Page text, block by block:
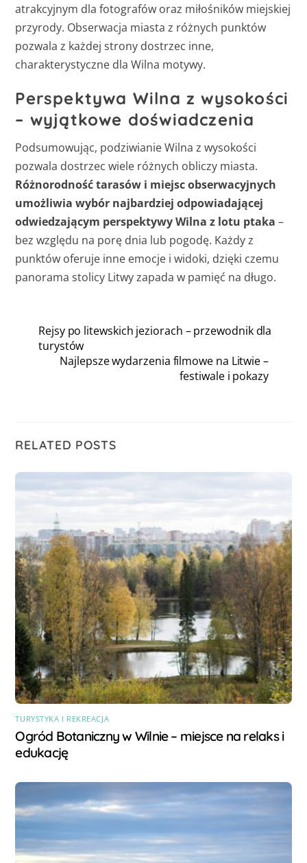
atrakcyjnym dla fotografów oraz miłośników miejskiej
przyrody. Obserwacja miasta z różnych punktów
pozwala z każdej strony dostrzec inne,
charakterystyczne dla Wilna motywy.
Perspektywa Wilna z wysokości
– wyjątkowe doświadczenia
Podsumowując, podziwianie Wilna z wysokości
pozwala dostrzec wiele różnych obliczy miasta.
Różnorodność tarasów i miejsc obserwacyjnych
umożliwia wybór najbardziej odpowiadającej
odwiedzającym perspektywy Wilna z lotu ptaka –
bez względu na porę dnia lub pogodę. Każdy z
punktów oferuje inne emocje i widoki, dzięki czemu
panorama stolicy Litwy zapada w pamięć na długo.
Rejsy po litewskich jeziorach – przewodnik dla
turystów
Najlepsze wydarzenia filmowe na Litwie –
festiwale i pokazy
RELATED POSTS
TURYSTYKA I REKREACJA
Ogród Botaniczny w Wilnie – miejsce na relaks i
edukację